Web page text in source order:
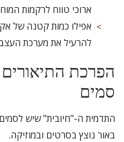
ארוכי טווח לרקמות
אפילו כמות קטנה של
להרעיל את מערכת
הפרכת
סמים
התדמית ה-"חיובית" שיש
באור נוצץ בסרטים ובמוזיקה.